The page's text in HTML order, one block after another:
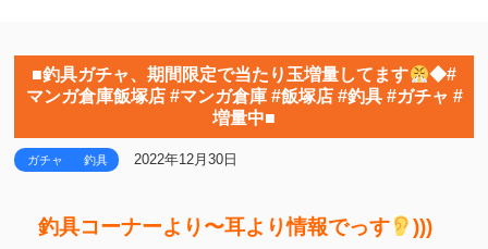
■釣具ガチャ、期間限定で当たり玉増量してます
◆#
マンガ倉庫飯塚店 #マンガ倉庫 #飯塚店 #釣具 #ガチャ #
増量中■
ガチャ 釣具 2022年12月30日
釣具コーナーより〜耳より情報でっす )))